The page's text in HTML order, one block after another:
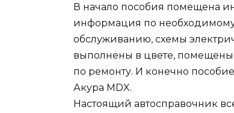
В начало пособия помещена
информация по
обслуживанию, схемы
выполнены в цвете, помещены
по ремонту. И конечно
Акура MDX.
Настоящий автосправочник